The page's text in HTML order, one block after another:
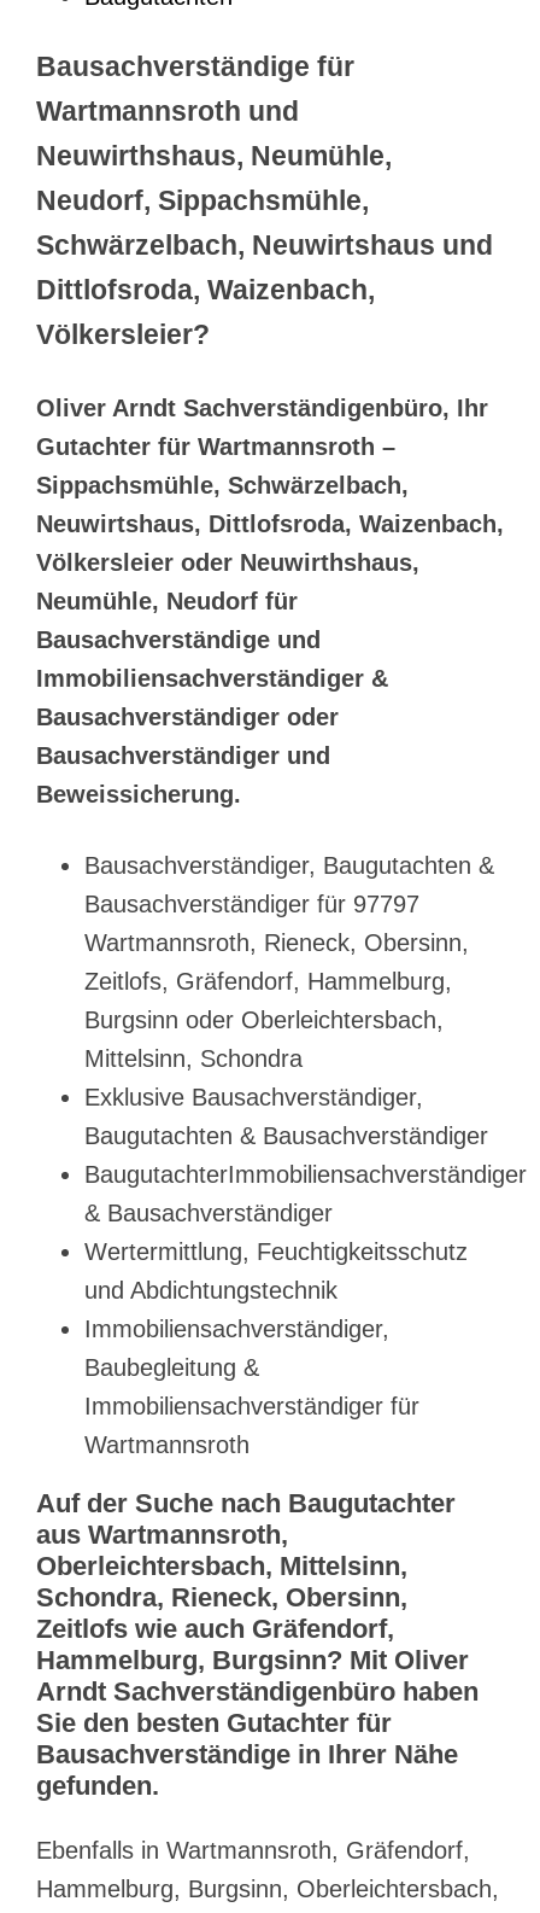
Bausachverständige für
Wartmannsroth und
Neuwirthshaus, Neumühle,
Neudorf, Sippachsmühle,
Schwärzelbach, Neuwirtshaus und
Dittlofsroda, Waizenbach,
Völkersleier?
Oliver Arndt Sachverständigenbüro, Ihr
Gutachter für Wartmannsroth –
Sippachsmühle, Schwärzelbach,
Neuwirtshaus, Dittlofsroda, Waizenbach,
Völkersleier oder Neuwirthshaus,
Neumühle, Neudorf für
Bausachverständige und
Immobiliensachverständiger &
Bausachverständiger oder
Bausachverständiger und
Beweissicherung.
Bausachverständiger, Baugutachten &
Bausachverständiger für 97797
Wartmannsroth, Rieneck, Obersinn,
Zeitlofs, Gräfendorf, Hammelburg,
Burgsinn oder Oberleichtersbach,
Mittelsinn, Schondra
Exklusive Bausachverständiger,
Baugutachten & Bausachverständiger
BaugutachterImmobiliensachverständiger
& Bausachverständiger
Wertermittlung, Feuchtigkeitsschutz
und Abdichtungstechnik
Immobiliensachverständiger,
Baubegleitung &
Immobiliensachverständiger für
Wartmannsroth
Auf der Suche nach Baugutachter
aus Wartmannsroth,
Oberleichtersbach, Mittelsinn,
Schondra, Rieneck, Obersinn,
Zeitlofs wie auch Gräfendorf,
Hammelburg, Burgsinn? Mit Oliver
Arndt Sachverständigenbüro haben
Sie den besten Gutachter für
Bausachverständige in Ihrer Nähe
gefunden.
Ebenfalls in Wartmannsroth, Gräfendorf,
Hammelburg, Burgsinn, Oberleichtersbach,